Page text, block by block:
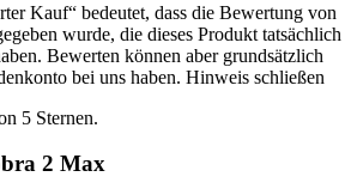
Kauf“ bedeutet, dass die Bewertung von
wurde, die dieses Produkt tatsächlich
Bewerten können aber grundsätzlich
bei uns haben. Hinweis schließen
5 Sternen.
2 Max